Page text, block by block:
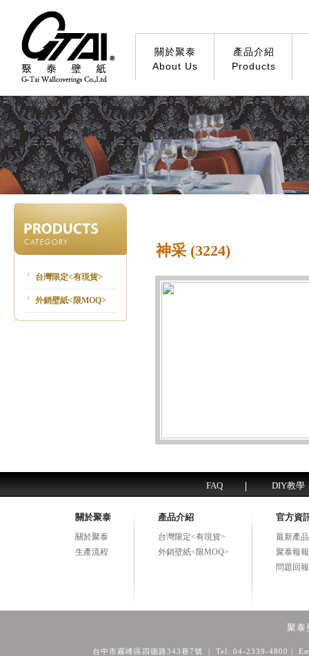
關於聚泰
About Us
產品介紹
Products
台灣限定<有現貨>
外銷壁紙<限MOQ>
神采 (3224)
FAQ DIY教學
關於聚泰
關於聚泰
生產流程
產品介紹
台灣限定<有現貨>
外銷壁紙<限MOQ>
官方資
最新產
聚泰報報
問題回報
聚泰
台中市霧峰區四德路343巷7號 | Tel: 04-2339-4800 |